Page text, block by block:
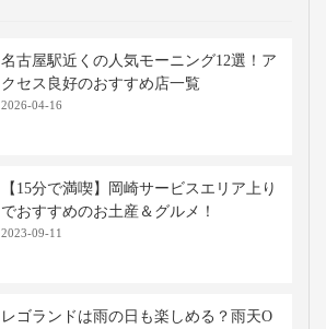
名古屋駅近くの人気モーニング12選！ア
クセス良好のおすすめ店一覧
2026-04-16
【15分で満喫】岡崎サービスエリア上り
でおすすめのお土産＆グルメ！
2023-09-11
レゴランドは雨の日も楽しめる？雨天O